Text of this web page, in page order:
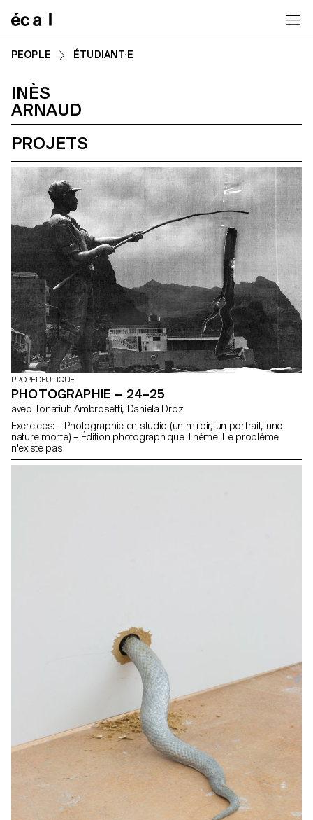
PEOPLE ÉTUDIANT·E
INÈS
ARNAUD
PROJETS
PROPEDEUTIQUE
PHOTOGRAPHIE – 24–25
avec Tonatiuh Ambrosetti, Daniela Droz
Exercices: – Photographie en studio (un miroir, un portrait, une
nature morte) – Édition photographique Thème: Le problème
n'existe pas